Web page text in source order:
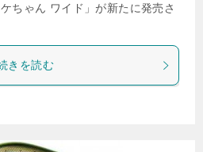
ちゃん ワイド」が新たに発売さ
きを読む